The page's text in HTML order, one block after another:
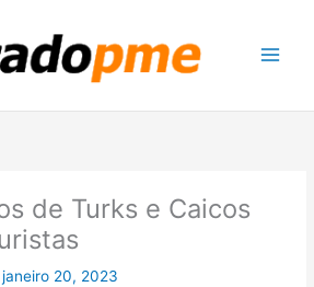
de Turks e Caicos
janeiro 20, 2023